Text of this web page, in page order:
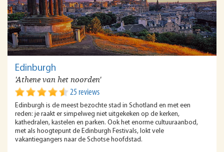
Edinburgh
'Athene van het noorden'
25 reviews
Edinburgh is de meest bezochte stad in Schotland en met een
reden: je raakt er simpelweg niet uitgekeken op de kerken,
kathedralen, kastelen en parken. Ook het enorme cultuuraanbod,
met als hoogtepunt de Edinburgh Festivals, lokt vele
vakantiegangers naar de Schotse hoofdstad.